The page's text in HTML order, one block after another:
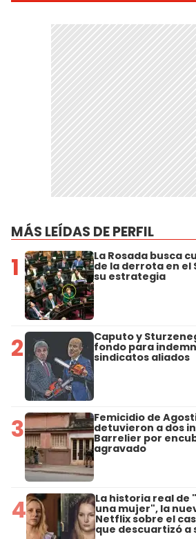
MÁS LEÍDAS DE PERFIL
1 La Rosada busca
de la derrota en el
su estrategia
2 Caputo y
fondo para
sindicatos aliados
3 Femicidio de
detuvieron a dos
Barrelier por
agravado
4 La historia real de
una mujer", la
Netflix sobre el
que descuartizó a